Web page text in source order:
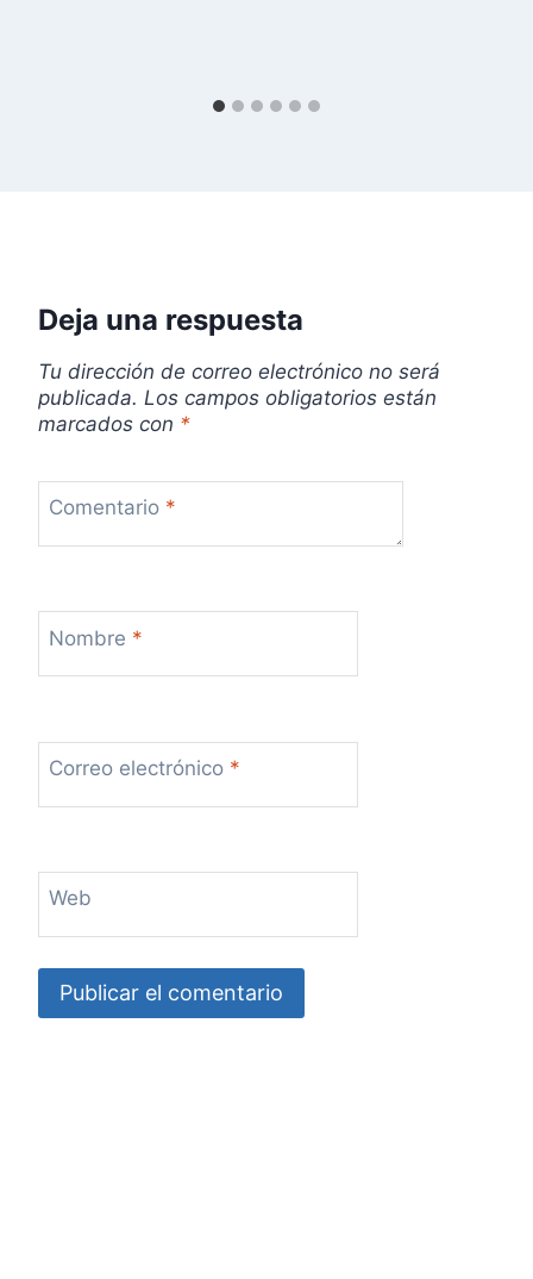
Deja una respuesta
Tu dirección de correo electrónico no será
publicada. Los campos obligatorios están
marcados con *
Comentario *
Nombre *
Correo electrónico *
Web